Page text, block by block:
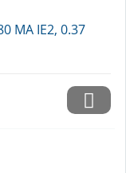
MA IE2, 0.37